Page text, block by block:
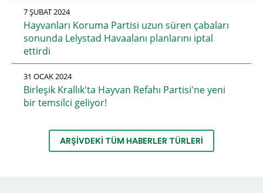
7 ŞUBAT 2024
Hayvanları Koruma Partisi uzun süren çabaları
sonunda Lelystad Havaalanı planlarını iptal
ettirdi
31 OCAK 2024
Birleşik Krallık'ta Hayvan Refahı Partisi'ne yeni
bir temsilci geliyor!
ARŞIVDEKI TÜM HABERLER TÜRLERI